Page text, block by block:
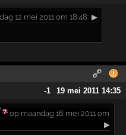
12 mei 2011 om 18:48: ▶
-1 19 mei 2011 14:35
op maandag 16 mei 2011 om
▶